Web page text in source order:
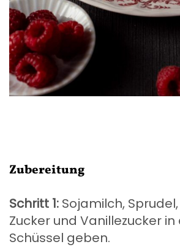
Zubereitung
Schritt 1: Sojamilch,
Zucker und Vanillezucker
Schüssel geben.